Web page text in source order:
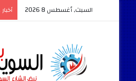
السبت, أغسطس 8 2026